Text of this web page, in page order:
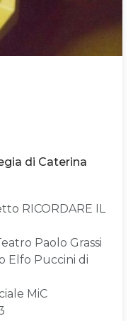
di Caterina
RICORDARE IL
Paolo Grassi
Elfo Puccini di
MiC